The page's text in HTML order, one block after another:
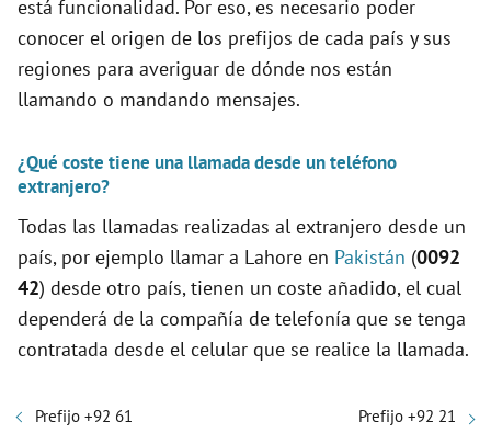
está funcionalidad. Por eso, es necesario poder
conocer el origen de los prefijos de cada país y sus
regiones para averiguar de dónde nos están
llamando o mandando mensajes.
¿Qué coste tiene una llamada desde un teléfono
extranjero?
Todas las llamadas realizadas al extranjero desde un
país, por ejemplo llamar a Lahore en Pakistán (0092
42) desde otro país, tienen un coste añadido, el cual
dependerá de la compañía de telefonía que se tenga
contratada desde el celular que se realice la llamada.
Prefijo +92 61 Prefijo +92 21